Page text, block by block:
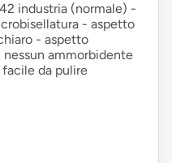
industria (normale) -
- aspetto
- aspetto
ammorbidente
da pulire